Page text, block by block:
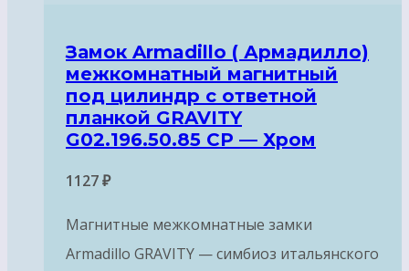
Замок Armadillo ( Армадилло)
межкомнатный магнитный
под цилиндр с ответной
планкой GRAVITY
G02.196.50.85 CP — Хром
1127₽
Магнитные межкомнатные замки
Armadillo GRAVITY — симбиоз итальянского